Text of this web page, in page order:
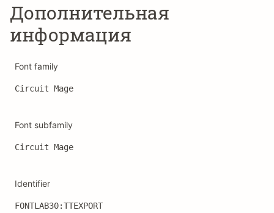
Дополнительная
информация
Font family
Circuit Mage
Font subfamily
Circuit Mage
Identifier
FONTLAB30:TTEXPORT